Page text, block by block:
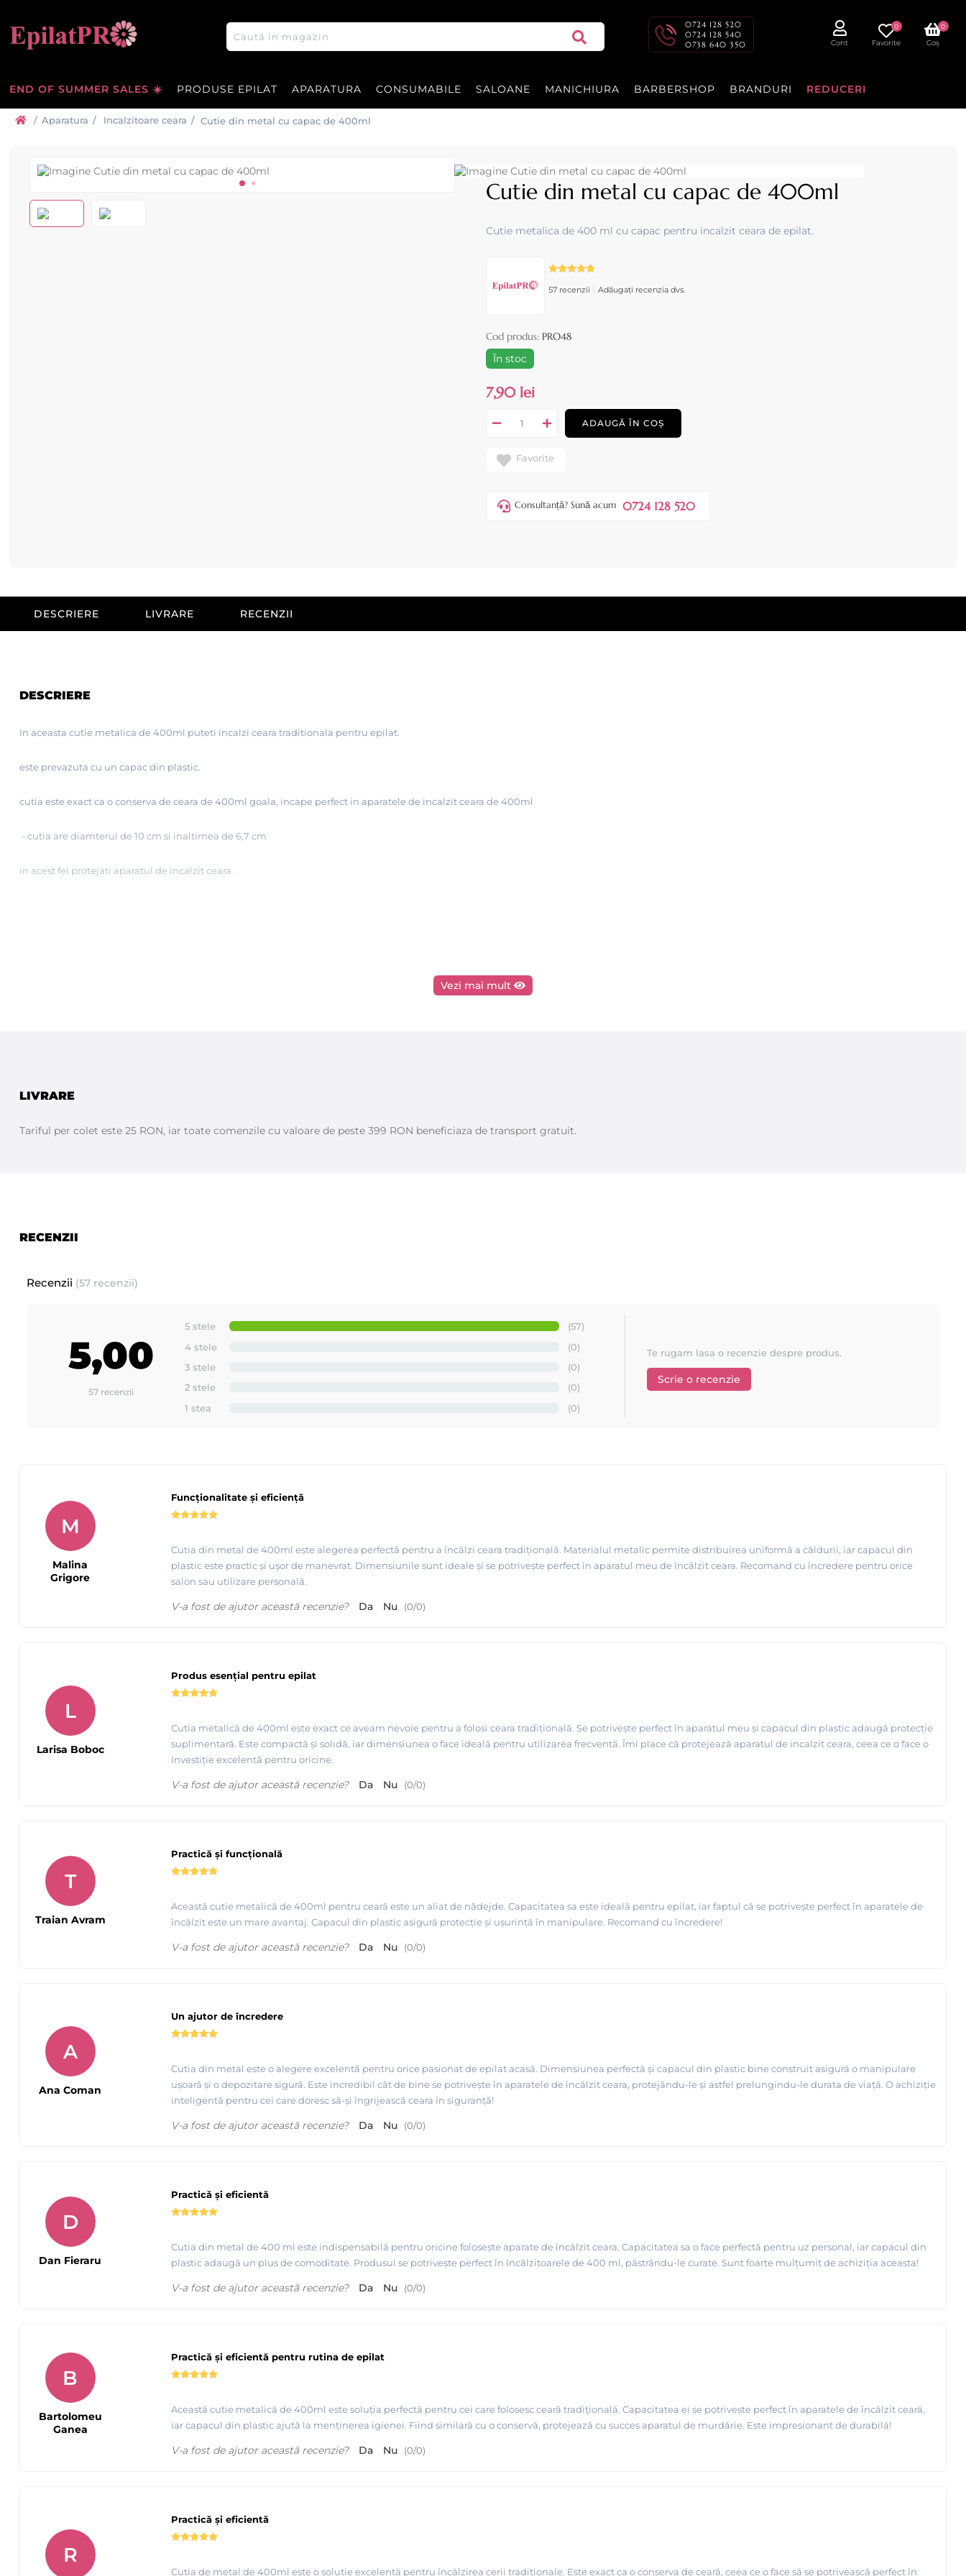
0724 128 520
0724 128 540
0738 640 350
Cont Favorite
0
Coș
0
END OF SUMMER SALES ☀️ PRODUSE EPILAT APARATURA CONSUMABILE SALOANE MANICHIURA BARBERSHOP BRANDURI REDUCERI
/ Aparatura / Incalzitoare ceara / Cutie din metal cu capac de 400ml
Cutie din metal cu capac de 400ml
Cutie metalica de 400 ml cu capac pentru incalzit ceara de epilat.
57 recenzii Adăugați recenzia dvs.
Cod produs: PRO48
În stoc
7,90 lei
ADAUGĂ ÎN COȘ
Favorite
Consultanță? Sună acum 0724 128 520
DESCRIERE LIVRARE RECENZII
DESCRIERE
In aceasta cutie metalica de 400ml puteti incalzi ceara traditionala pentru epilat.
este prevazuta cu un capac din plastic.
cutia este exact ca o conserva de ceara de 400ml goala, incape perfect in aparatele de incalzit ceara de 400ml
- cutia are diamterul de 10 cm si inaltimea de 6,7 cm
in acest fel protejati aparatul de incalzit ceara .
Vezi mai mult
LIVRARE
Tariful per colet este 25 RON, iar toate comenzile cu valoare de peste 399 RON beneficiaza de transport gratuit.
RECENZII
Recenzii (57 recenzii)
5,00
57 recenzii
5 stele
(57)
4 stele
(0)
3 stele
(0)
2 stele
(0)
1 stea
(0)
Te rugam lasa o recenzie despre produs.
Scrie o recenzie
Funcționalitate și eficiență
Cutia din metal de 400ml este alegerea perfectă pentru a încălzi ceara tradițională. Materialul metalic permite distribuirea uniformă a căldurii, iar capacul din
plastic este practic și ușor de manevrat. Dimensiunile sunt ideale și se potrivește perfect în aparatul meu de încălzit ceara. Recomand cu încredere pentru orice
salon sau utilizare personală.
M
Malina
Grigore
V-a fost de ajutor această recenzie? Da Nu (0/0)
Produs esențial pentru epilat
Cutia metalică de 400ml este exact ce aveam nevoie pentru a folosi ceara tradițională. Se potrivește perfect în aparatul meu și capacul din plastic adaugă protecție
suplimentară. Este compactă și solidă, iar dimensiunea o face ideală pentru utilizarea frecventă. Îmi place că protejează aparatul de incalzit ceara, ceea ce o face o
investiție excelentă pentru oricine.
L
Larisa Boboc
V-a fost de ajutor această recenzie? Da Nu (0/0)
Practică și funcțională
Această cutie metalică de 400ml pentru ceară este un aliat de nădejde. Capacitatea sa este ideală pentru epilat, iar faptul că se potrivește perfect în aparatele de
încălzit este un mare avantaj. Capacul din plastic asigură protecție și ușurință în manipulare. Recomand cu încredere!
T
Traian Avram
V-a fost de ajutor această recenzie? Da Nu (0/0)
Un ajutor de încredere
Cutia din metal este o alegere excelentă pentru orice pasionat de epilat acasă. Dimensiunea perfectă și capacul din plastic bine construit asigură o manipulare
ușoară și o depozitare sigură. Este incredibil cât de bine se potrivește în aparatele de încălzit ceara, protejându-le și astfel prelungindu-le durata de viață. O achiziție
inteligentă pentru cei care doresc să-și îngrijească ceara în siguranță!
A
Ana Coman
V-a fost de ajutor această recenzie? Da Nu (0/0)
Practică și eficientă
Cutia din metal de 400 ml este indispensabilă pentru oricine folosește aparate de încălzit ceara. Capacitatea sa o face perfectă pentru uz personal, iar capacul din
plastic adaugă un plus de comoditate. Produsul se potrivește perfect în încălzitoarele de 400 ml, păstrându-le curate. Sunt foarte mulțumit de achiziția aceasta!
D
Dan Fieraru
V-a fost de ajutor această recenzie? Da Nu (0/0)
Practică și eficientă pentru rutina de epilat
Această cutie metalică de 400ml este soluția perfectă pentru cei care folosesc ceară tradițională. Capacitatea ei se potrivește perfect în aparatele de încălzit ceară,
iar capacul din plastic ajută la menținerea igienei. Fiind similară cu o conservă, protejează cu succes aparatul de murdărie. Este impresionant de durabilă!
B
Bartolomeu
Ganea
V-a fost de ajutor această recenzie?
Da Nu (0/0)
Practică și eficientă
Cutia de metal de 400ml este o soluție excelentă pentru încălzirea cerii tradiționale. Este exact ca o conserva de ceară, ceea ce o face să se potrivească perfect în
R